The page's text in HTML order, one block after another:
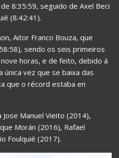
8:35:59, seguido de Axel Beci
(8:42:41).
Aitor Franco Bouza, que
sendo os seis primeiros
horas, e de feito, debido á
única vez que se baixa das
que o récord estaba en
Manuel Vieito (2014),
Morán (2016), Rafael
Foulquié (2017).